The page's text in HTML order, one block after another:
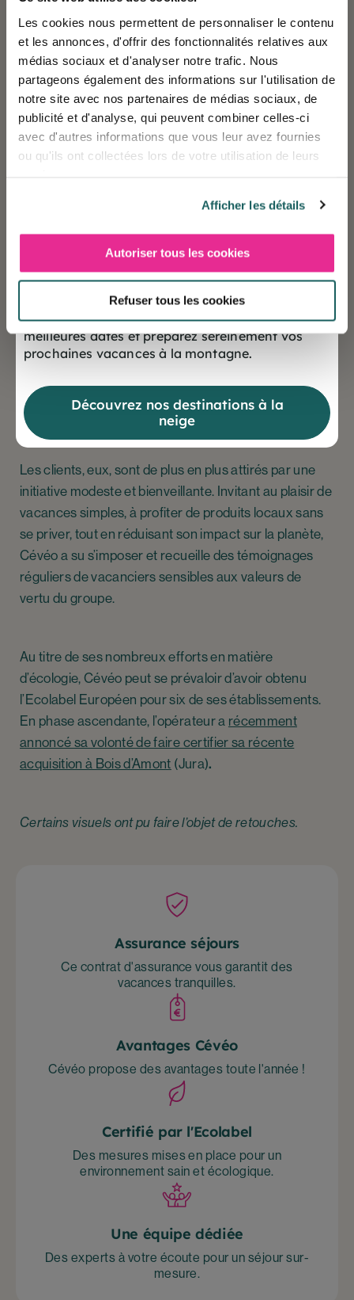
Les cookies nous permettent de personnaliser le contenu
et les annonces, d'offrir des fonctionnalités relatives aux
médias sociaux et d'analyser notre trafic. Nous
partageons également des informations sur l'utilisation de
notre site avec nos partenaires de médias sociaux, de
publicité et d'analyse, qui peuvent combiner celles-ci
avec d'autres informations que vous leur avez fournies
ou qu'ils ont collectées lors de votre utilisation de leurs
Afficher les détails
Autoriser tous les cookies
Refuser tous les cookies
pour la saison Hiver 2027
Offrez-vous dès maintenant le choix des
meilleures dates et préparez sereinement vos
prochaines vacances à la montagne.
Découvrez nos destinations à la
neige
Et cela se prolonge sur le terrain.
Partenariats avec certains fournisseurs locaux,
utilisation de produits sanitaires biodégradables à
base d’huiles essentielles, limitation des
consommations d’eau et d’électricité (une partie de
cette dernière provient de sources d’énergies
en place de récupérateurs d’eau et utilisation de
Bien au-delà, le respect du milieu naturel, le tri et la
prévention au sens large appellent au bon sens de
chacun, dans un esprit collaboratif.
de certains salariés, qui séduits par la démarche,
changent leurs habitudes et tentent de réduire leur
empreinte écologique.
Les clients, eux, sont de plus en plus attirés par une
initiative modeste et bienveillante. Invitant au plaisir de
vacances simples, à profiter de produits locaux sans
se priver, tout en réduisant son impact sur la planète,
Cévéo a su s’imposer et recueille des témoignages
réguliers de vacanciers sensibles aux valeurs de
vertu du groupe.
Au titre de ses nombreux efforts en matière
d’écologie, Cévéo peut se prévaloir d’avoir obtenu
l’Ecolabel Européen pour six de ses établissements.
En phase ascendante, l’opérateur a récemment
annoncé sa volonté de faire certifier sa récente
acquisition à Bois d’Amont (Jura).
Certains visuels ont pu faire l’objet de retouches.
Assurance séjours
Ce contrat d'assurance vous garantit des
vacances tranquilles.
Avantages Cévéo
Cévéo propose des avantages toute l'année !
Certifié par l'Ecolabel
Des mesures mises en place pour un
environnement sain et écologique.
Une équipe dédiée
Des experts à votre écoute pour un séjour sur-
mesure.